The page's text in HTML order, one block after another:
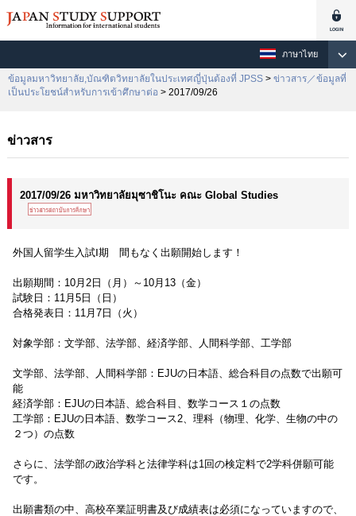
ภาษาไทย
ข้อมูลมหาวิทยาลัย,บัณฑิตวิทยาลัยในประเทศญี่ปุ่นต้องที่ JPSS > ข่าวสาร／ข้อมูลที่
เป็นประโยชน์สำหรับการเข้าศึกษาต่อ > 2017/09/26
ข่าวสาร
2017/09/26 มหาวิทยาลัยมุซาชิโนะ คณะ Global Studies
外国人留学生入試Ⅰ期 間もなく出願開始します！
出願期間：10月2日（月）～10月13（金）
試験日：11月5日（日）
合格発表日：11月7日（火）
対象学部：文学部、法学部、経済学部、人間科学部、工学部
文学部、法学部、人間科学部：EJUの日本語、総合科目の点数で出願可
能
経済学部：EJUの日本語、総合科目、数学コース１の点数
工学部：EJUの日本語、数学コース2、理科（物理、化学、生物の中の
２つ）の点数
さらに、法学部の政治学科と法律学科は1回の検定料で2学科併願可能
です。
出願書類の中、高校卒業証明書及び成績表は必須になっていますので、